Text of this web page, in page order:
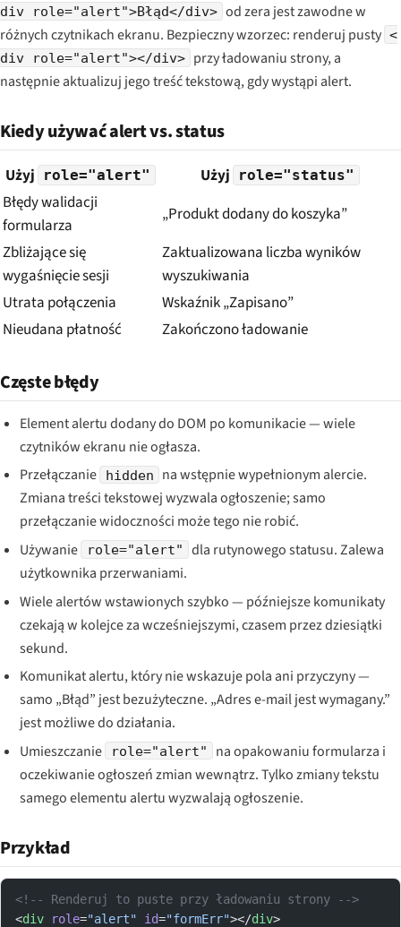
div role="alert">Błąd</div> od zera jest zawodne w
różnych czytnikach ekranu. Bezpieczny wzorzec: renderuj pusty <
div role="alert"></div> przy ładowaniu strony, a
następnie aktualizuj jego treść tekstową, gdy wystąpi alert.
Kiedy używać alert vs. status
Użyj role="alert" Użyj role="status"
Błędy walidacji
formularza
„Produkt dodany do koszyka”
Zbliżające się
wygaśnięcie sesji
Zaktualizowana liczba wyników
wyszukiwania
Utrata połączenia
Wskaźnik „Zapisano”
Nieudana płatność
Zakończono ładowanie
Częste błędy
Element alertu dodany do DOM po komunikacie — wiele
czytników ekranu nie ogłasza.
Przełączanie
hidden
na wstępnie wypełnionym alercie.
Zmiana treści tekstowej wyzwala ogłoszenie; samo
przełączanie widoczności może tego nie robić.
Używanie
role="alert"
dla rutynowego statusu. Zalewa
użytkownika przerwaniami.
Wiele alertów wstawionych szybko — późniejsze komunikaty
czekają w kolejce za wcześniejszymi, czasem przez dziesiątki
sekund.
Komunikat alertu, który nie wskazuje pola ani przyczyny —
samo „Błąd” jest bezużyteczne. „Adres e-mail jest wymagany.”
jest możliwe do działania.
Umieszczanie
role="alert"
na opakowaniu formularza i
oczekiwanie ogłoszeń zmian wewnątrz. Tylko zmiany tekstu
samego elementu alertu wyzwalają ogłoszenie.
Przykład
<!-- Renderuj to puste przy ładowaniu strony -->
<div role="alert" id="formErr"></div>